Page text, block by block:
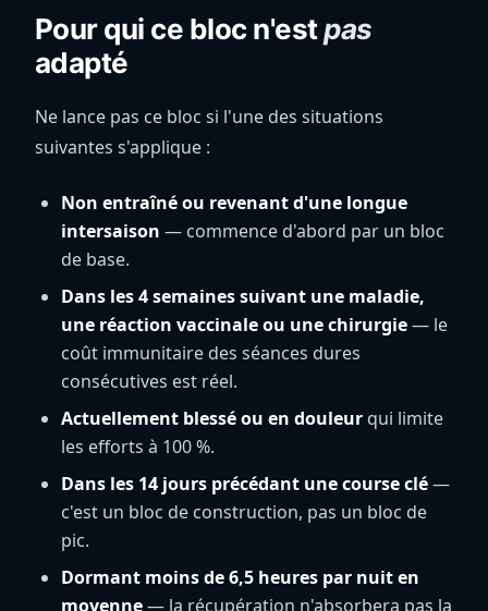
Pour qui ce bloc n'estpas
adapté
Ne lance pas ce bloc si l'une des situations
suivantes s'applique :
Non entraîné ou revenant d'une longue
intersaison — commence d'abord par un bloc
de base.
Dans les 4 semaines suivant une maladie,
une réaction vaccinale ou une chirurgie— le
coût immunitaire des séances dures
consécutives est réel.
Actuellement blessé ou en douleur qui limite
les efforts à 100 %.
Dans les 14 jours précédant une course clé—
c'est un bloc de construction, pas un bloc de
pic.
Dormant moins de 6,5 heures par nuit en
moyenne— la récupération n'absorbera pas la